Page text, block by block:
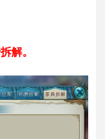
解。